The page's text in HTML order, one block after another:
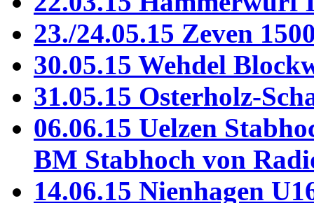
23./24.05.15 Zeven
30.05.15 Wehdel
31.05.15 Osterholz-
06.06.15 Uelzen
BM Stabhoch von
14.06.15 Nienhagen